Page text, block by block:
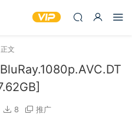
正文
8 推广